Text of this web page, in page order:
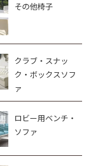
その他椅子
クラブ・スナッ
ク・ボックスソフ
ァ
ロビー用ベンチ・
ソファ